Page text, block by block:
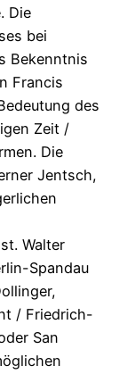
Die
bei
Bekenntnis
Francis
des
Zeit /
Die
Jentsch,
Walter
Spandau
/ Friedrich-
San